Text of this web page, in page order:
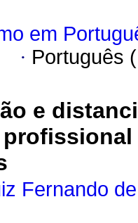
em
· Português
e
Fernando de